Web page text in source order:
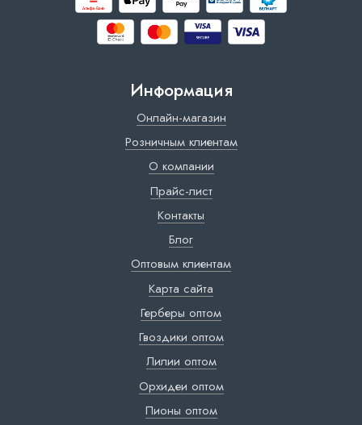
Информация
Онлайн-магазин
Розничным клиентам
О компании
Прайс-лист
Контакты
Блог
Оптовым клиентам
Карта сайта
Герберы оптом
Гвоздики оптом
Лилии оптом
Орхидеи оптом
Пионы оптом